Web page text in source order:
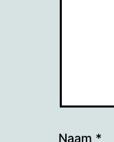
Naam *